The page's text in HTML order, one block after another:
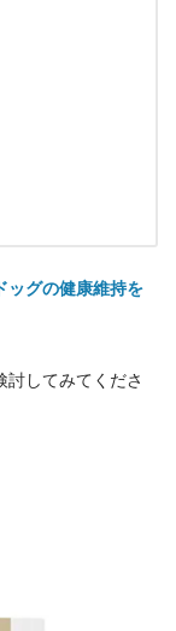
ッグの健康維持を
討してみてくださ